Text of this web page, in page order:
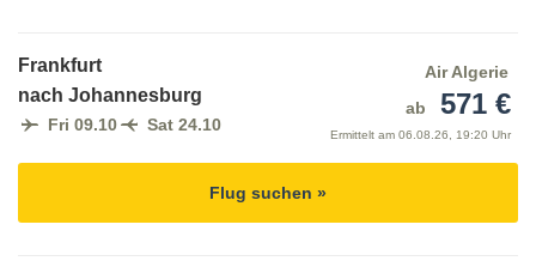
Frankfurt
nach Johannesburg
Fri 09.10 Sat 24.10
Air Algerie
ab
571 €
Ermittelt am 06.08.26, 19:20 Uhr
Flug suchen »